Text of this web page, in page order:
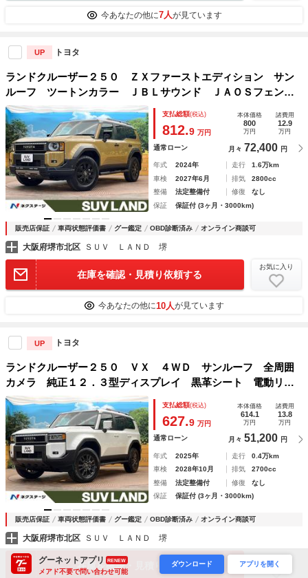
今あなたの他に7人が見ています
UP トヨタ
ランドクルーザー２５０ ＺＸファーストエディション サン
ルーフ ツートンカラー ＪＢＬサウンド ＪＡＯＳフェンダ
ーガーニッシュ ＪＡＯＳサイドステップ ＪＡＯＳフロント
バンパー 全周囲カメラ デジタルインナーミラー セーフテ
ィセンス ＪＢＬサウンド
支払総額(税込)
812.9 万円
本体価格
800
万円
諸費用
12.9
万円
通常ローン 月々 72,400 円
年式 2024年 走行
1.6万km
車検
2027年6月 排気
2800cc
整備
法定整備付 修復
なし
保証
保証付 (3ヶ月・3000km)
販売店保証 車両状態評価書 グー鑑定 OBD診断済み オンライン商談可
大阪府堺市北区 ＳＵＶ ＬＡＮＤ 堺
在庫を確認・見積り依頼する
お気に入り
今あなたの他に10人が見ています
UP トヨタ
ランドクルーザー２５０ ＶＸ ４ＷＤ サンルーフ 全周囲
カメラ 純正１２．３型ディスプレイ 黒革シート 電動リア
ゲート パワーシート セーフティセンス レーダークルー
ズ 禁煙車 前席シートエアコン コーナーセンサー ＬＥＤ
ヘッド
支払総額(税込)
627.9 万円
本体価格
614.1
万円
諸費用
13.8
万円
通常ローン 月々 51,200 円
年式 2025年 走行
0.4万km
車検
2028年10月 排気
2700cc
整備
法定整備付 修復
なし
保証
保証付 (3ヶ月・3000km)
販売店保証 車両状態評価書 グー鑑定 OBD診断済み オンライン商談可
大阪府堺市北区 ＳＵＶ ＬＡＮＤ 堺
在庫を確認・見積り依頼する
お気に入り
グーネットアプリ RENEW
メアド不要で問い合わせ可能
ダウンロード アプリを開く